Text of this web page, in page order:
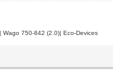
Wago 750-842 (2.0)| Eco-Devices